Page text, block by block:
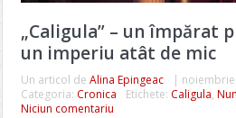
„Caligula” – un împărat
un imperiu atât de mic
Un articol de Alina Epingeac |
Categoria: Cronica Etichete: Caligula,
Niciun comentariu